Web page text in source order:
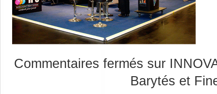
Commentaires fermés sur
Barytés et